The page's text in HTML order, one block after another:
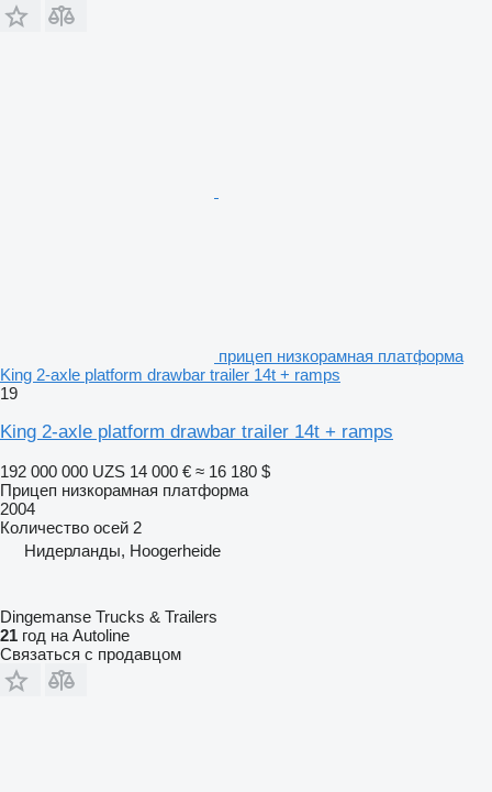
прицеп низкорамная платформа
King 2-axle platform drawbar trailer 14t + ramps
19
King 2-axle platform drawbar trailer 14t + ramps
192 000 000 UZS 14 000 € ≈ 16 180 $
Прицеп низкорамная платформа
2004
Количество осей 2
Нидерланды, Hoogerheide
Dingemanse Trucks & Trailers
21 год на Autoline
Связаться с продавцом